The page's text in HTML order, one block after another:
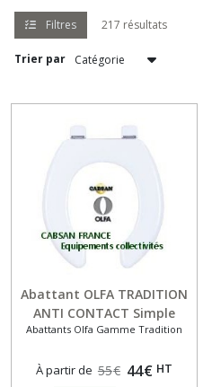
Filtres 217 résultats
Trier par
Abattant OLFA TRADITION
ANTI CONTACT Simple
BLANC
Abattants Olfa Gamme Tradition
À partir de 55€ 44€ HT
(59)
Hôtellerie
collectivités
Equipements
(20)
Afficher
résultats